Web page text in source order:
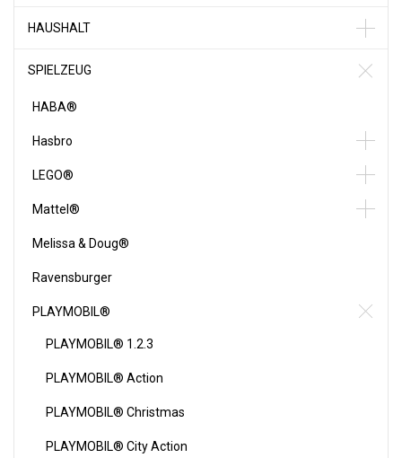
HAUSHALT
SPIELZEUG
HABA®
Hasbro
LEGO®
Mattel®
Melissa & Doug®
Ravensburger
PLAYMOBIL®
PLAYMOBIL® 1.2.3
PLAYMOBIL® Action
PLAYMOBIL® Christmas
PLAYMOBIL® City Action